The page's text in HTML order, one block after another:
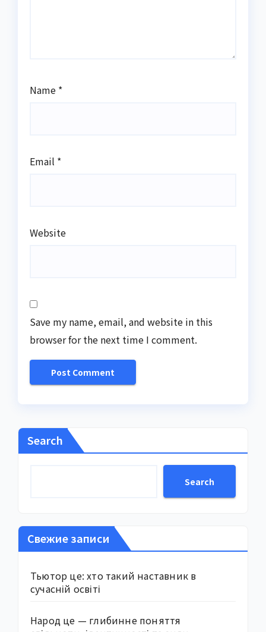
Name *
Email *
Website
Save my name, email, and website in this
browser for the next time I comment.
Search
Search
Свежие записи
Тьютор це: хто такий наставник в
сучасній освіті
Народ це — глибинне поняття